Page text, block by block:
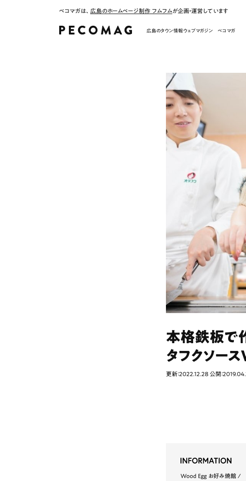
ペコマガは、 広島のホームページ制作 フムフムが企画・運営しています
広島のタウン情報ウェブマガジン ペコマガ
本格鉄板で
タフクソー
更新：2022.12.28 公開：
Wood Egg お好み焼館